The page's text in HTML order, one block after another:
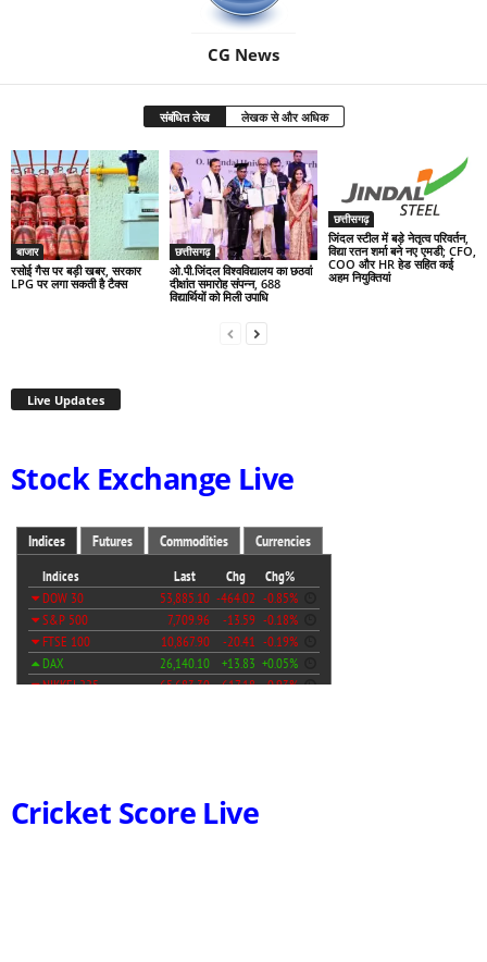
CG News
संबंधित लेख लेखक से और अधिक
बाजार
रसोई गैस पर बड़ी खबर, सरकार
LPG पर लगा सकती है टैक्स
छत्तीसगढ़
ओ.पी.जिंदल विश्वविद्यालय का छठवां
दीक्षांत समारोह संपन्न, 688
विद्यार्थियों को मिली उपाधि
छत्तीसगढ़
जिंदल स्टील में बड़े नेतृत्व परिवर्तन,
विद्या रतन शर्मा बने नए एमडी; CFO,
COO और HR हेड सहित कई
अहम नियुक्तियां
Live Updates
Stock Exchange Live
Cricket Score Live